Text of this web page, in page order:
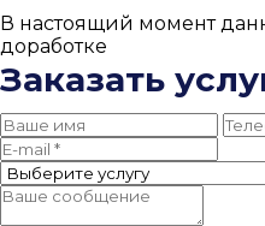
В настоящий момент
доработке
Заказать